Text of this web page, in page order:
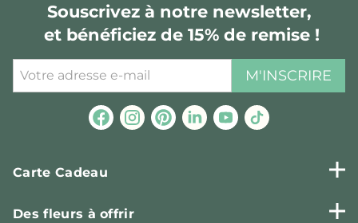
Souscrivez à notre newsletter,
et bénéficiez de 15% de remise !
M'INSCRIRE
Carte Cadeau
Des fleurs à offrir